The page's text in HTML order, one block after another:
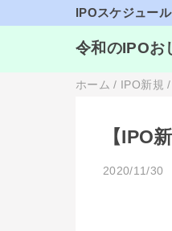
IPOスケジュー
令和のIPOお
ホーム / IPO新規 /
【IPO
2020/11/30